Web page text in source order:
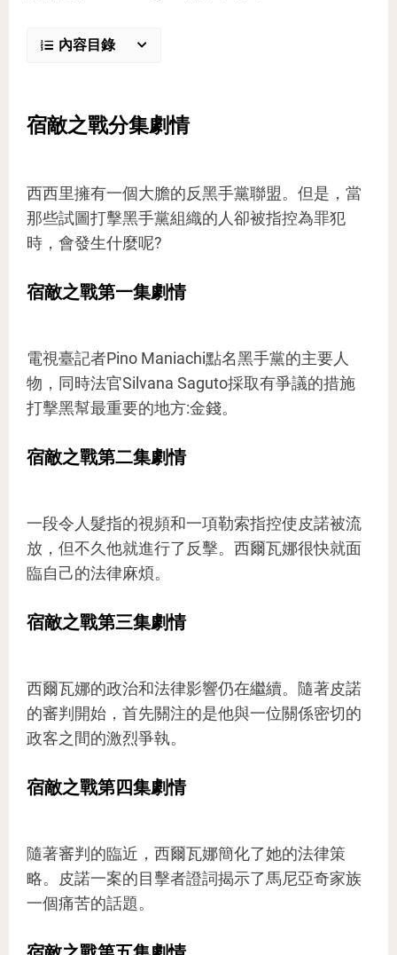
內容目錄
宿敵之戰分集劇情
西西里擁有一個大膽的反黑手黨聯盟。但是，當
那些試圖打擊黑手黨組織的人卻被指控為罪犯
時，會發生什麼呢?
宿敵之戰第一集劇情
電視臺記者Pino Maniachi點名黑手黨的主要人
物，同時法官Silvana Saguto採取有爭議的措施
打擊黑幫最重要的地方:金錢。
宿敵之戰第二集劇情
一段令人髮指的視頻和一項勒索指控使皮諾被流
放，但不久他就進行了反擊。西爾瓦娜很快就面
臨自己的法律麻煩。
宿敵之戰第三集劇情
西爾瓦娜的政治和法律影響仍在繼續。隨著皮諾
的審判開始，首先關注的是他與一位關係密切的
政客之間的激烈爭執。
宿敵之戰第四集劇情
隨著審判的臨近，西爾瓦娜簡化了她的法律策
略。皮諾一案的目擊者證詞揭示了馬尼亞奇家族
一個痛苦的話題。